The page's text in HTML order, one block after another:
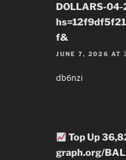
DOLLARS-04-
f&
JUNE 7, 2026 AT
db6nzi
Top Up
graph.org/